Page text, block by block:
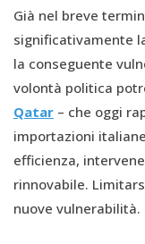
Già nel breve
significativamente
la conseguente
volontà politica
Qatar – che oggi
importazioni
efficienza,
rinnovabile.
nuove vulnerabilità.